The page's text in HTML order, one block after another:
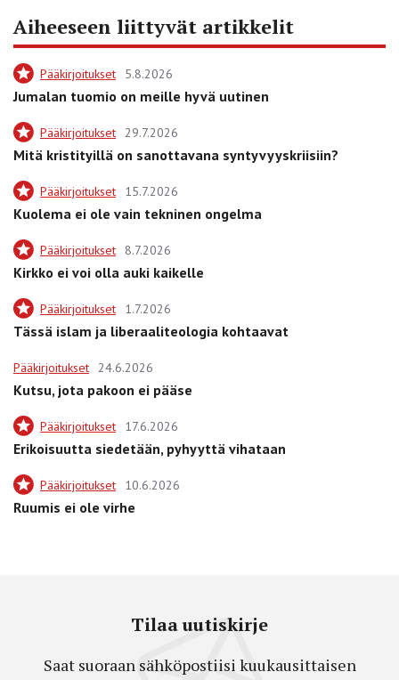
Aiheeseen liittyvät artikkelit
Pääkirjoitukset 5.8.2026
Jumalan tuomio on meille hyvä uutinen
Pääkirjoitukset 29.7.2026
Mitä kristityillä on sanottavana syntyvyyskriisiin?
Pääkirjoitukset 15.7.2026
Kuolema ei ole vain tekninen ongelma
Pääkirjoitukset 8.7.2026
Kirkko ei voi olla auki kaikelle
Pääkirjoitukset 1.7.2026
Tässä islam ja liberaaliteologia kohtaavat
Pääkirjoitukset 24.6.2026
Kutsu, jota pakoon ei pääse
Pääkirjoitukset 17.6.2026
Erikoisuutta siedetään, pyhyyttä vihataan
Pääkirjoitukset 10.6.2026
Ruumis ei ole virhe
Tilaa uutiskirje
Saat suoraan sähköpostiisi kuukausittaisen